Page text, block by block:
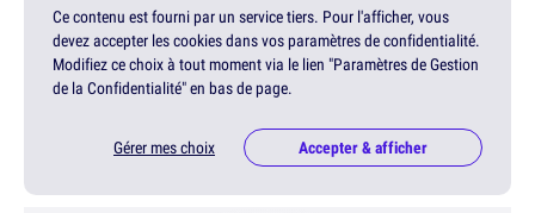
Ce contenu est fourni par un service tiers. Pour l'afficher, vous
devez accepter les cookies dans vos paramètres de confidentialité.
Modifiez ce choix à tout moment via le lien "Paramètres de Gestion
de la Confidentialité" en bas de page.
Gérer mes choix Accepter & afficher